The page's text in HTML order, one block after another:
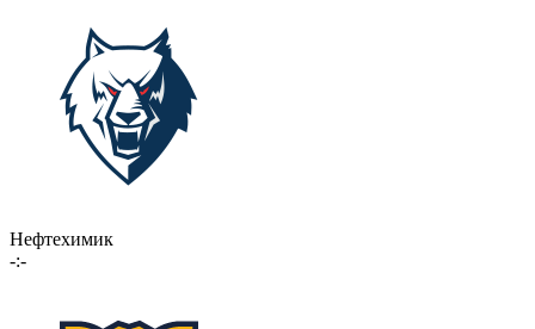
Нефтехимик
-:-